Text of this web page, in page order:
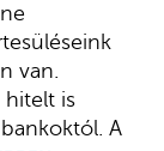
van.
hitelt is
A